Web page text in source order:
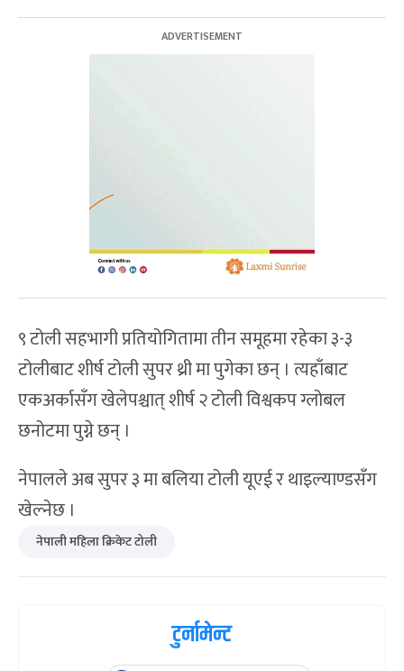
९ टोली सहभागी प्रतियोगितामा तीन समूहमा रहेका ३-३
टोलीबाट शीर्ष टोली सुपर थ्री मा पुगेका छन् । त्यहाँबाट
एकअर्कासँग खेलेपश्चात् शीर्ष २ टोली विश्वकप ग्लोबल
छनोटमा पुग्ने छन् ।
नेपालले अब सुपर ३ मा बलिया टोली यूएई र थाइल्याण्डसँग
खेल्नेछ ।
नेपाली महिला क्रिकेट टोली
टुर्नामेन्ट